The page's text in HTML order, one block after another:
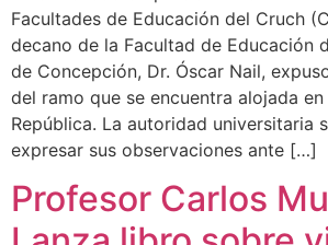
Facultades de Educación del Cruch
decano de la Facultad de Educación
de Concepción, Dr. Óscar Nail,
del ramo que se encuentra alojada
República. La autoridad universitaria
expresar sus observaciones ante […]
Profesor Carlos